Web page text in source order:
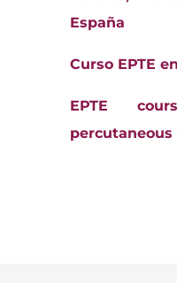
España
Curso EPTE
EPTE